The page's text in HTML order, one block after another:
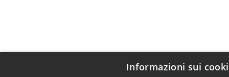
Informazioni sui